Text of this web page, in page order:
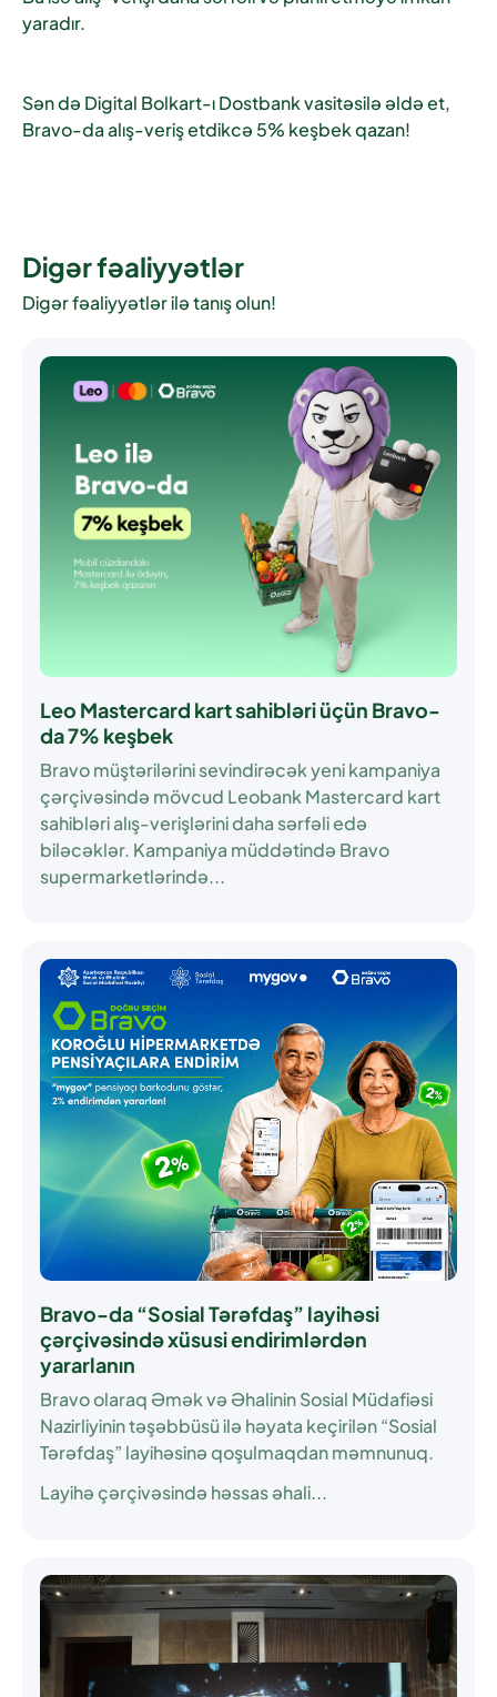
yaradır.
Sən də Digital Bolkart-ı Dostbank vasitəsilə əldə et,
Bravo-da alış-veriş etdikcə 5% keşbek qazan!
Digər fəaliyyətlər
Digər fəaliyyətlər ilə tanış olun!
Leo Mastercard kart sahibləri üçün Bravo-
da 7% keşbek
Bravo müştərilərini sevindirəcək yeni kampaniya
çərçivəsində mövcud Leobank Mastercard kart
sahibləri alış-verişlərini daha sərfəli edə
biləcəklər. Kampaniya müddətində Bravo
supermarketlərində...
Bravo-da “Sosial Tərəfdaş” layihəsi
çərçivəsində xüsusi endirimlərdən
yararlanın
Bravo olaraq Əmək və Əhalinin Sosial Müdafiəsi
Nazirliyinin təşəbbüsü ilə həyata keçirilən“Sosial
Tərəfdaş” layihəsinə qoşulmaqdan məmnunuq.
Layihə çərçivəsində həssas əhali...